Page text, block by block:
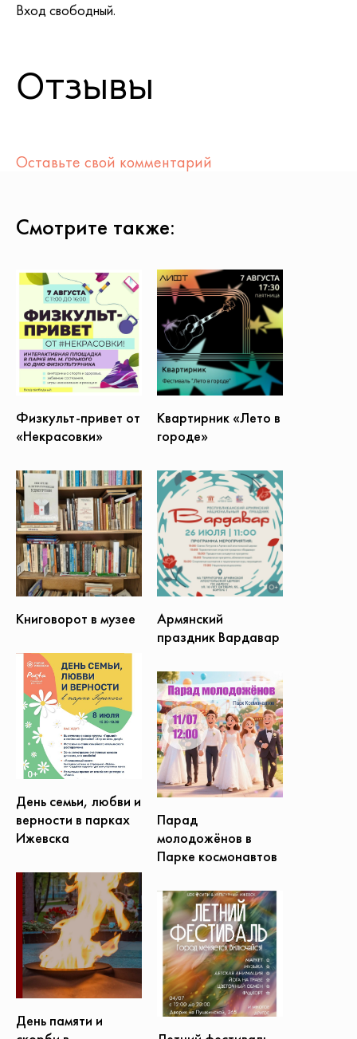
Вход свободный.
Отзывы
Оставьте свой комментарий
Смотрите также:
Физкульт-привет от
«Некрасовки»
Квартирник «Лето в
городе»
Книговорот в музее
Армянский
праздник Вардавар
День семьи, любви и
верности в парках
Ижевска
Парад
молодожёнов в
Парке космонавтов
День памяти и